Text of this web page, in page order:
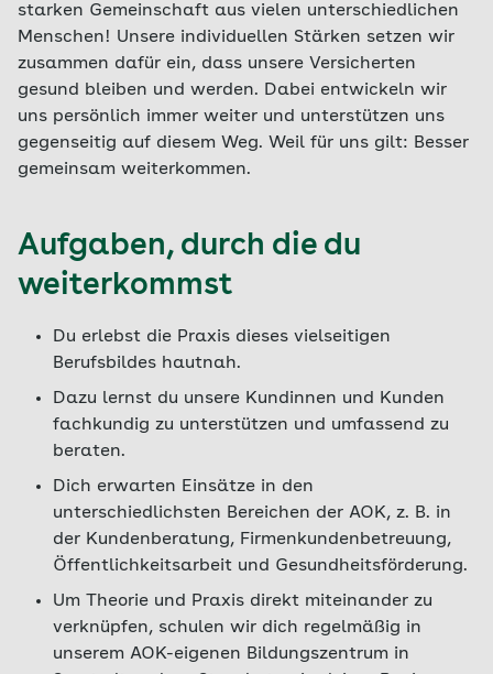
starken Gemeinschaft aus vielen unterschiedlichen
Menschen! Unsere individuellen Stärken setzen wir
zusammen dafür ein, dass unsere Versicherten
gesund bleiben und werden. Dabei entwickeln wir
uns persönlich immer weiter und unterstützen uns
gegenseitig auf diesem Weg. Weil für uns gilt: Besser
gemeinsam weiterkommen.
Aufgaben, durch die du
weiterkommst
Du erlebst die Praxis dieses vielseitigen
Berufsbildes hautnah.
Dazu lernst du unsere Kundinnen und Kunden
fachkundig zu unterstützen und umfassend zu
beraten.
Dich erwarten Einsätze in den
unterschiedlichsten Bereichen der AOK, z. B. in
der Kundenberatung, Firmenkundenbetreuung,
Öffentlichkeitsarbeit und Gesundheitsförderung.
Um Theorie und Praxis direkt miteinander zu
verknüpfen, schulen wir dich regelmäßig in
unserem AOK-eigenen Bildungszentrum in